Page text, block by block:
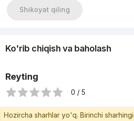
Shikoyat qiling
Ko'rib chiqish va baholash
Reyting
0 / 5
Hozircha sharhlar yo'q. Birinchi